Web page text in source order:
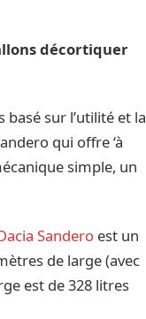
décortiquer
sur l’utilité et la
qui offre ‘à
simple, un
Sandero est un
de large (avec
est de 328 litres